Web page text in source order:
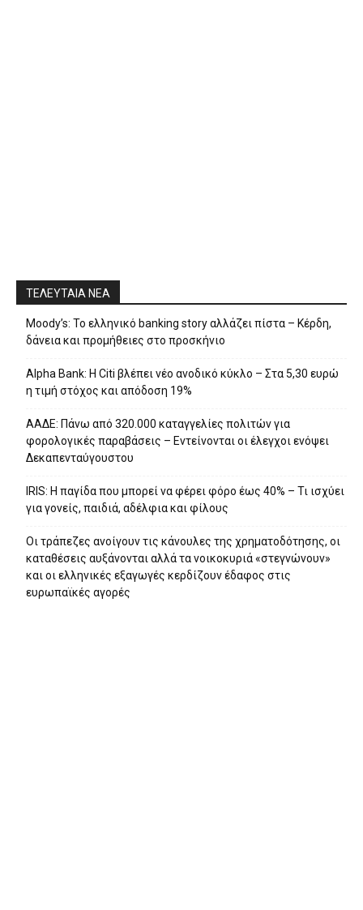
ΤΕΛΕΥΤΑΙΑ ΝΕΑ
Moody’s: Το ελληνικό banking story αλλάζει πίστα – Κέρδη,
δάνεια και προμήθειες στο προσκήνιο
Alpha Bank: Η Citi βλέπει νέο ανοδικό κύκλο – Στα 5,30 ευρώ
η τιμή στόχος και απόδοση 19%
ΑΑΔΕ: Πάνω από 320.000 καταγγελίες πολιτών για
φορολογικές παραβάσεις – Εντείνονται οι έλεγχοι ενόψει
Δεκαπενταύγουστου
IRIS: Η παγίδα που μπορεί να φέρει φόρο έως 40% – Τι ισχύει
για γονείς, παιδιά, αδέλφια και φίλους
Οι τράπεζες ανοίγουν τις κάνουλες της χρηματοδότησης, oι
καταθέσεις αυξάνονται αλλά τα νοικοκυριά «στεγνώνουν»
και οι ελληνικές εξαγωγές κερδίζουν έδαφος στις
ευρωπαϊκές αγορές